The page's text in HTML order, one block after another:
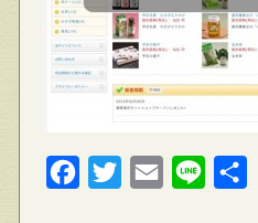
FacebookTwitter Email Line